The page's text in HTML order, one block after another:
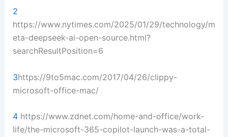
2
https://www.nytimes.com/2025/01/29/technology/m
eta-deepseek-ai-open-source.html?
searchResultPosition=6
3https://9to5mac.com/2017/04/26/clippy-
microsoft-office-mac/
4https://www.zdnet.com/home-and-office/work-
life/the-microsoft-365-copilot-launch-was-a-total-